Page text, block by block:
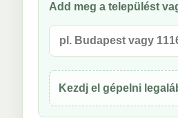
Add meg a települést
Kezdj el gépelni